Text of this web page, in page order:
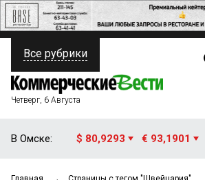
ПОЛИТИКА
ФИНАНСЫ
Все рубрики
Четверг, 6 Августа
В Омске: $ 80,9293 € 93,1901